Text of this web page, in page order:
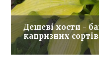
Дешеві хости -
капризних